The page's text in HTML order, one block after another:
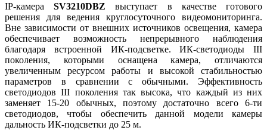
IP-камераSV3210DBZвыступает в качестве готового
решения для ведения круглосуточного видеомониторинга.
Вне зависимости от внешних источников освещения, камера
обеспечивает возможность непрерывного наблюдения
благодаря встроенной ИК-подсветке. ИК-светодиоды III
поколения, которыми оснащена камера, отличаются
увеличенным ресурсом работы и высокой стабильностью
параметров в сравнении с обычными. Эффективность
светодиодов III поколения так высока, что каждый из них
заменяет 15-20 обычных, поэтому достаточно всего 6-ти
светодиодов, чтобы обеспечить данной модели камеры
дальность ИК-подсветки до 25 м.